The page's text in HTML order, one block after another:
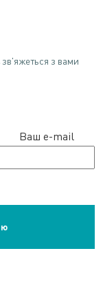
зв'яжеться з вами
Ваш e-mail